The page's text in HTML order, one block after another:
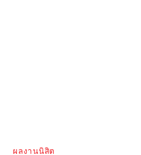
ผลงานนิสิต